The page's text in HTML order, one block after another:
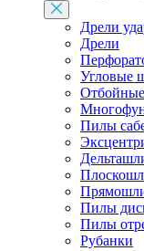
Дрели
Дрели
Угловые
Пилы
Пилы
Пилы
Рубанки